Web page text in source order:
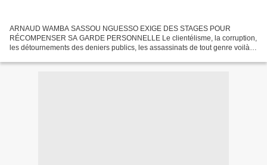
ARNAUD WAMBA SASSOU NGUESSO EXIGE DES STAGES POUR
RÉCOMPENSER SA GARDE PERSONNELLE Le clientélisme, la corruption,
les détournements des deniers publics, les assassinats de tout genre voilà